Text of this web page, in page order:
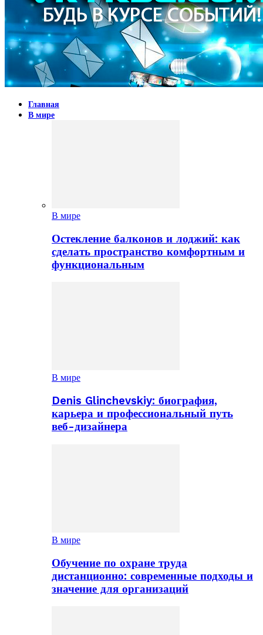
Главная
В мире
В мире
Остекление балконов и лоджий: как
сделать пространство комфортным и
функциональным
В мире
Denis Glinchevskiy: биография,
карьера и профессиональный путь
веб-дизайнера
В мире
Обучение по охране труда
дистанционно: современные подходы и
значение для организаций